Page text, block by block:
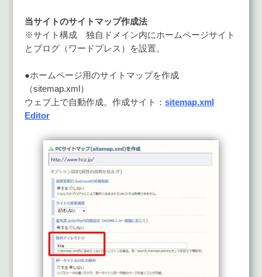
当サイトのサイトマップ作成法
※サイト構成 独自ドメイン内にホームページサイト
とブログ（ワードプレス）を設置。
●ホームページ用のサイトマップを作成
（sitemap.xml）
ウェブ上で自動作成。作成サイト： sitemap.xml
Editor